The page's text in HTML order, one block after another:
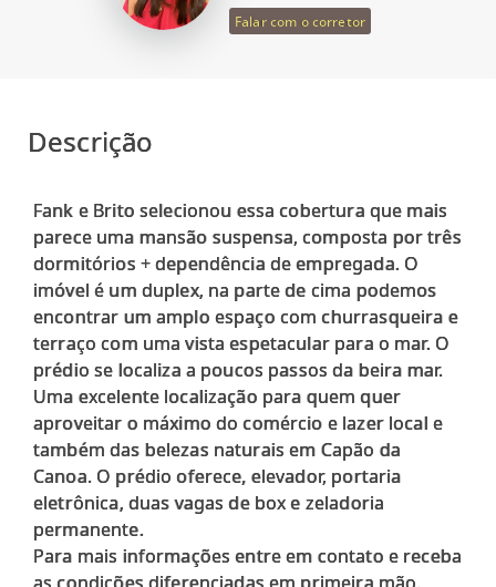
Falar com o corretor
Descrição
Fank e Brito selecionou essa cobertura que mais
parece uma mansão suspensa, composta por três
dormitórios + dependência de empregada. O
imóvel é um duplex, na parte de cima podemos
encontrar um amplo espaço com churrasqueira e
terraço com uma vista espetacular para o mar. O
prédio se localiza a poucos passos da beira mar.
Uma excelente localização para quem quer
aproveitar o máximo do comércio e lazer local e
também das belezas naturais em Capão da
Canoa. O prédio oferece, elevador, portaria
eletrônica, duas vagas de box e zeladoria
permanente.
Para mais informações entre em contato e receba